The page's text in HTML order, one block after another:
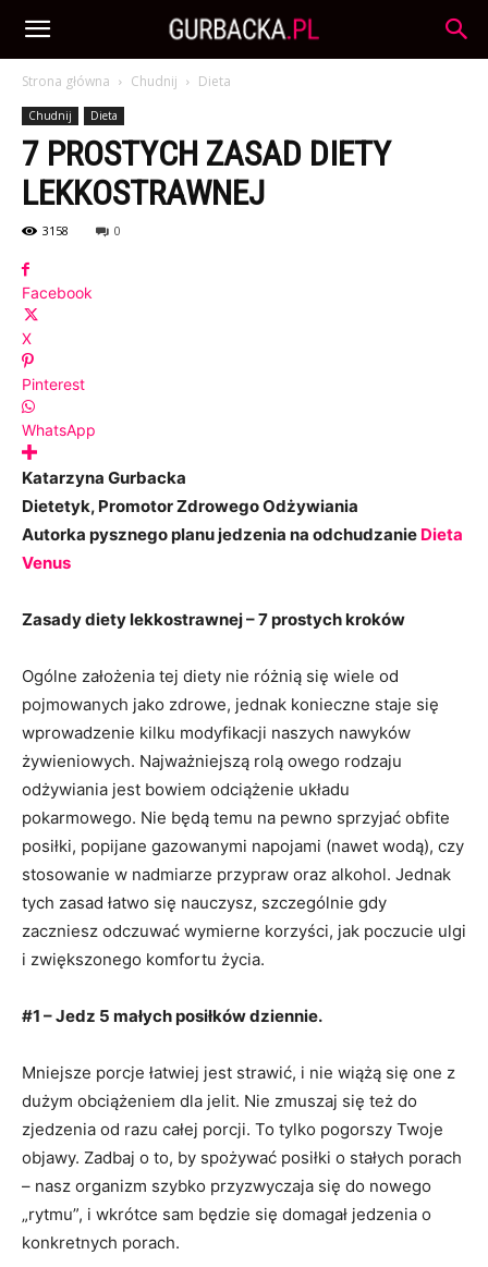
Strona główna Chudnij Dieta
Chudnij Dieta
7 PROSTYCH ZASAD DIETY
LEKKOSTRAWNEJ
3158 0
Facebook
X
Pinterest
WhatsApp
Katarzyna Gurbacka
Dietetyk, Promotor Zdrowego Odżywiania
Autorka pysznego planu jedzenia na odchudzanie Dieta
Venus
Zasady diety lekkostrawnej – 7 prostych kroków
Ogólne założenia tej diety nie różnią się wiele od
pojmowanych jako zdrowe, jednak konieczne staje się
wprowadzenie kilku modyfikacji naszych nawyków
żywieniowych. Najważniejszą rolą owego rodzaju
odżywiania jest bowiem odciążenie układu
pokarmowego. Nie będą temu na pewno sprzyjać obfite
posiłki, popijane gazowanymi napojami (nawet wodą), czy
stosowanie w nadmiarze przypraw oraz alkohol. Jednak
tych zasad łatwo się nauczysz, szczególnie gdy
zaczniesz odczuwać wymierne korzyści, jak poczucie ulgi
i zwiększonego komfortu życia.
#1 – Jedz 5 małych posiłków dziennie.
Mniejsze porcje łatwiej jest strawić, i nie wiążą się one z
dużym obciążeniem dla jelit. Nie zmuszaj się też do
zjedzenia od razu całej porcji. To tylko pogorszy Twoje
objawy. Zadbaj o to, by spożywać posiłki o stałych porach
– nasz organizm szybko przyzwyczaja się do nowego
„rytmu”, i wkrótce sam będzie się domagał jedzenia o
konkretnych porach.